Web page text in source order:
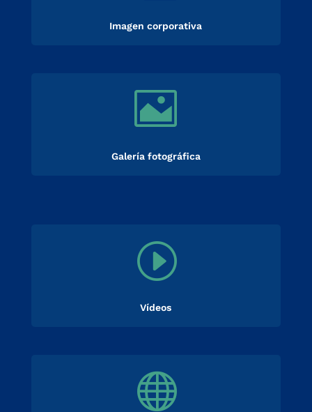
Imagen corporativa

Galería fotográfica
I
Vídeos
